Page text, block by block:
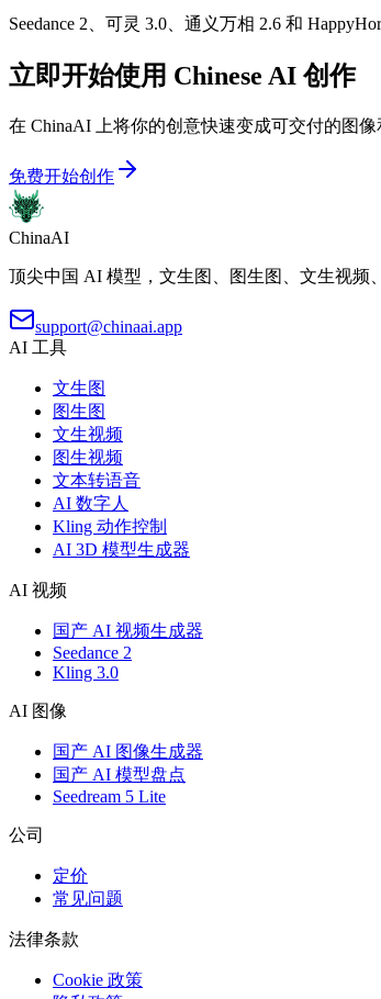
Seedance 2、可灵 3.0、通义万相 2.6 和
立即开始使用 Chinese AI 创作
在 ChinaAI 上将你的创意快速变成可交付的图像
免费开始创作
ChinaAI
顶尖中国 AI 模型，文生图、图生图、文生视频
support@chinaai.app
AI 工具
文生图
图生图
文生视频
图生视频
文本转语音
AI 数字人
Kling 动作控制
AI 3D 模型生成器
AI 视频
国产 AI 视频生成器
Seedance 2
Kling 3.0
AI 图像
国产 AI 图像生成器
国产 AI 模型盘点
Seedream 5 Lite
公司
定价
常见问题
法律条款
Cookie 政策